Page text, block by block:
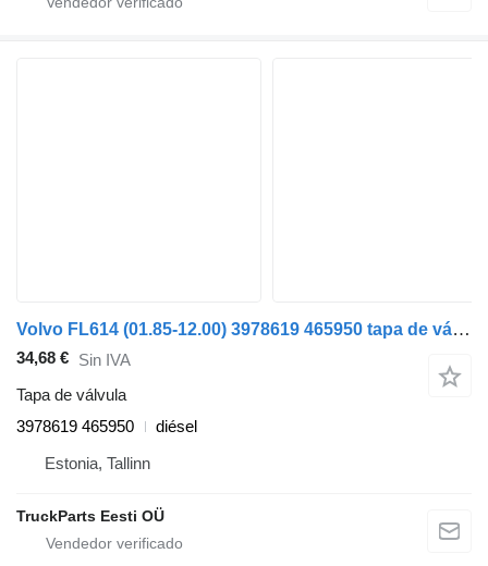
Volvo FL614 (01.85-12.00) 3978619 465950 tapa de válvula para Volvo FL, FL6, FL7, FL10, FL12, FS718 (1985-2005) cabeza tractora
34,68 € Sin IVA
Tapa de válvula
3978619 465950
diésel
Estonia, Tallinn
TruckParts Eesti OÜ